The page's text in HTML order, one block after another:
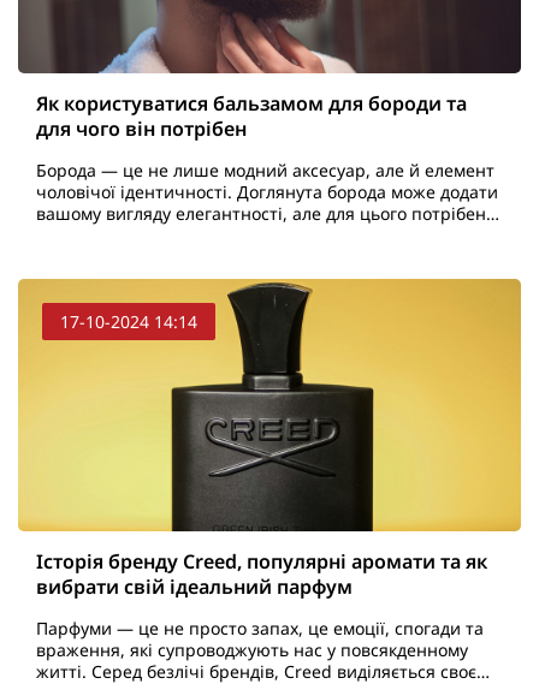
Як користуватися бальзамом для бороди та
для чого він потрібен
Борода — це не лише модний аксесуар, але й елемент
чоловічої ідентичності. Доглянута борода може додати
вашому вигляду елегантності, але для цього потрібен
17-10-2024 14:14
Історія бренду Creed, популярні аромати та як
вибрати свій ідеальний парфум
Парфуми — це не просто запах, це емоції, спогади та
враження, які супроводжують нас у повсякденному
житті. Серед безлічі брендів, Creed виділяється своєю